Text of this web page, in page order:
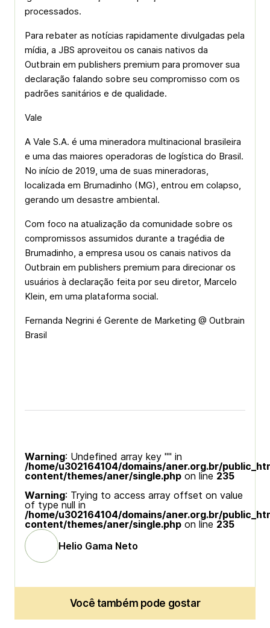
processados.
Para rebater as notícias rapidamente divulgadas pela
mídia, a JBS aproveitou os canais nativos da
Outbrain em publishers premium para promover sua
declaração falando sobre seu compromisso com os
padrões sanitários e de qualidade.
Vale
A Vale S.A. é uma mineradora multinacional brasileira
e uma das maiores operadoras de logística do Brasil.
No início de 2019, uma de suas mineradoras,
localizada em Brumadinho (MG), entrou em colapso,
gerando um desastre ambiental.
Com foco na atualização da comunidade sobre os
compromissos assumidos durante a tragédia de
Brumadinho, a empresa usou os canais nativos da
Outbrain em publishers premium para direcionar os
usuários à declaração feita por seu diretor, Marcelo
Klein, em uma plataforma social.
Fernanda Negrini é Gerente de Marketing @ Outbrain
Brasil
Warning: Undefined array key "" in
/home/u302164104/domains/aner.org.br/
content/themes/aner/single.php on line 235
Warning: Trying to access array offset on value
of type null in
/home/u302164104/domains/aner.org.br/
content/themes/aner/single.php on line 235
Helio Gama Neto
Você também pode gostar